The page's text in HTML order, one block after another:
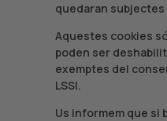
quedaran
Aquestes cookies
poden ser
exemptes del
LSSI.
Us informem que si